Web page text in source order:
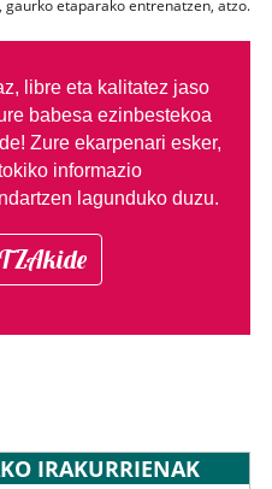
gaurko etaparako entrenatzen, atzo.
libre eta kalitatez jaso
babesa ezinbestekoa
Zure ekarpenari esker,
informazio
lagunduko duzu.
IRAKURRIENAK